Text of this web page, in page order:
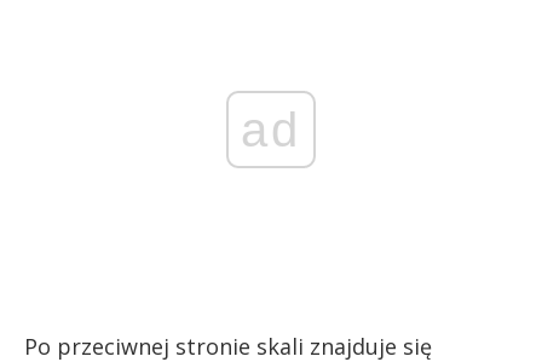
ad
Po przeciwnej stronie skali znajduje się